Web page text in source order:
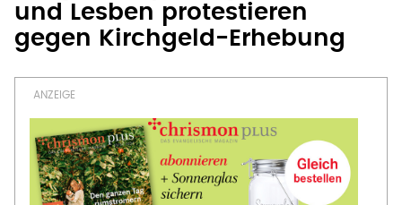
und Lesben protestieren
gegen Kirchgeld-Erhebung